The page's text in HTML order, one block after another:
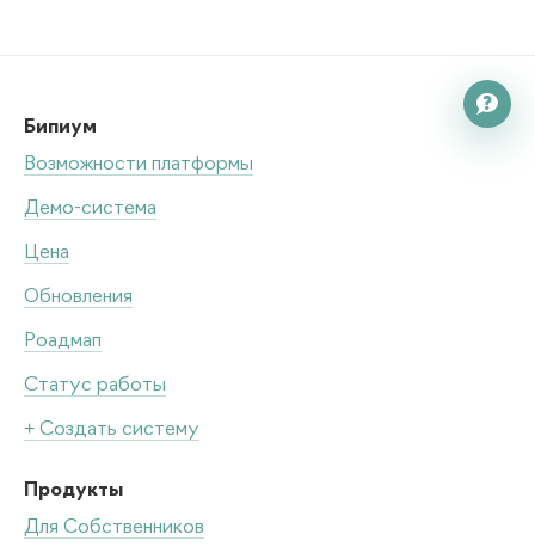

Бипиум
Возможности платформы
Демо-система
Цена
Обновления
Роадмап
Статус работы
+ Создать систему
Продукты
Для Собственников